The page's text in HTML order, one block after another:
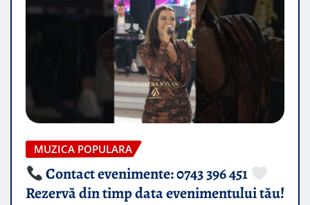
MUZICA POPULARA
Contact evenimente: 0743 396 451
Rezervă din timp data evenimentului tău!